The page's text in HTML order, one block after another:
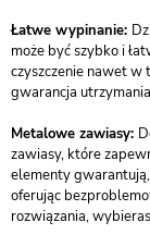
Łatwe wypinanie:
może być szybko i
czyszczenie nawet w
gwarancja
Metalowe zawiasy:
zawiasy, które
elementy
oferując
rozwiązania,